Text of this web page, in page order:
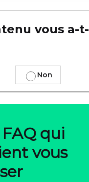
vous a-
Non
qui
vous